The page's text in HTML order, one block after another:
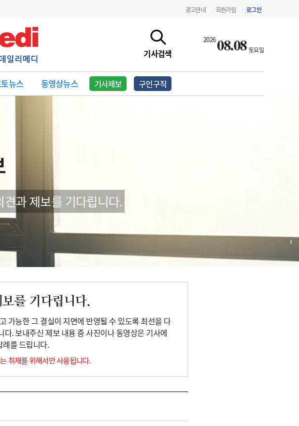
광고안내 회원가입 로그인
기사검색
202608.08 토요일
뉴스 동영상뉴스 기사제보 구인구직
여 실시
입시
과 제보를 기다립니다.
를 기다립니다.
가능한 그 결실이 지면에 반영될 수 있도록 최선을 다
. 보내주신 제보 내용 중 사진이나 동영상은 기사에
례를 드립니다.
취재를 위해서만 사용됩니다.